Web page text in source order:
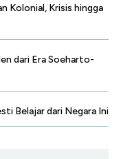
Kolonial, Krisis hingga
dari Era Soeharto-
Belajar dari Negara Ini